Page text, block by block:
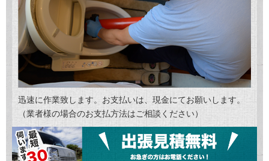
迅速に作業致します。お支払いは、現金にてお願いします。
（業者様の場合のお支払方法はご相談ください）